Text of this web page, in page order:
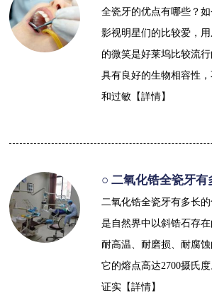
全瓷牙的优点有哪些？
影视明星们的比较爱，
的微笑是好莱坞比较流
具有良好的生物相容性
和过敏【詳情】
○ 二氧化锆全瓷牙
二氧化锆全瓷牙有多长
是自然界中以斜锆石存
耐高温、耐磨损、耐腐蚀
它的熔点高达2700摄氏
证实【詳情】